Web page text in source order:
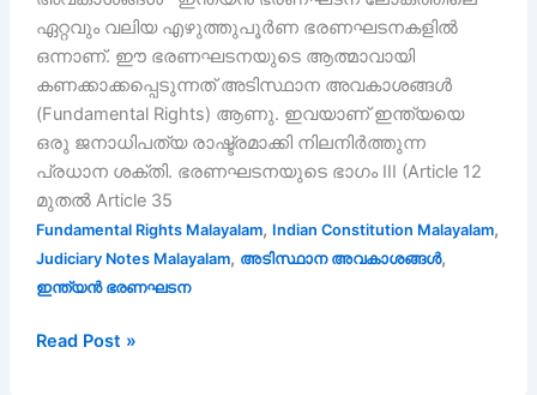
ഏറ്റവും വലിയ എഴുത്തുപൂർണ ഭരണഘടനകളിൽ
ഒന്നാണ്. ഈ ഭരണഘടനയുടെ ആത്മാവായി
കണക്കാക്കപ്പെടുന്നത് അടിസ്ഥാന അവകാശങ്ങൾ
(Fundamental Rights) ആണു. ഇവയാണ് ഇന്ത്യയെ
ഒരു ജനാധിപത്യ രാഷ്ട്രമാക്കി നിലനിർത്തുന്ന
പ്രധാന ശക്തി. ഭരണഘടനയുടെ ഭാഗം III (Article 12
മുതൽ Article 35
Fundamental Rights Malayalam, Indian Constitution Malayalam,
Judiciary Notes Malayalam, അടിസ്ഥാന അവകാശങ്ങൾ,
ഇന്ത്യൻ ഭരണഘടന
Read Post »